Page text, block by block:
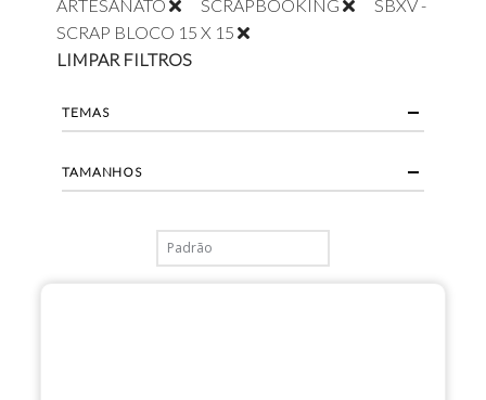
ARTESANATO SCRAPBOOKING
SBXV -
SCRAP BLOCO 15 X 15
LIMPAR FILTROS
TEMAS
TAMANHOS